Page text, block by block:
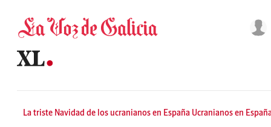
La triste Navidad de los ucranianos en España Ucranianos en